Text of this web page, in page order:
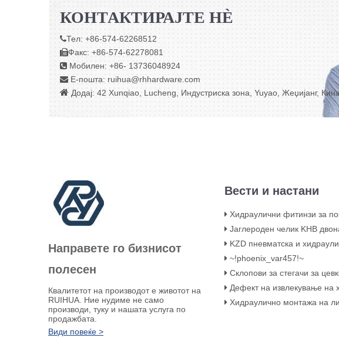
КОНТАКТИРАЈТЕ НÈ
Тел: +86-574-62268512
Факс: +86-574-62278081
 Мобилен: +86- 13736048924
 Е-пошта: ruihua@rhhardware.com
 Додај: 42 Xunqiao, Lucheng, Индустриска зона, Yuyao, Жеџијанг,
Направете го бизнисот
полесен
Квалитетот на производот е животот на
RUIHUA. Ние нудиме не само
производи, туку и нашата услуга по
продажбата.
Види повеќе >
Вести и настани
Хидраулични фитинзи за повеќекратна употреба за склопови на
Јаглероден челик KHB двонасочен женски навој топчест вентил под
KZD пневматска и хидраулична
~!phoenix_var457!~
Склопови за стегачи за цевки: Неопеаните херои на
Дефект на извлекување на хидрауличкото црево: класична грешка при
Хидраулично монтажа на лицето: што открива